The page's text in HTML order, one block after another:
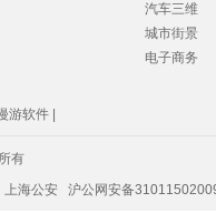
汽车三维
城市街景
电子商务
游软件
有
上海公安 沪公网安备